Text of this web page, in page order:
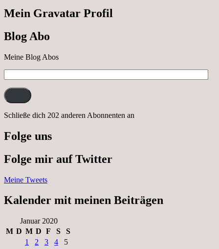
Mein Gravatar Profil
Blog Abo
Meine Blog Abos
Mail-
Adresse:
Schließe dich 202 anderen Abonnenten an
Folge uns
Folge mir auf Twitter
Meine Tweets
Kalender mit meinen Beiträgen
Januar 2020
M D M D F S
S
1
2 3 4
5